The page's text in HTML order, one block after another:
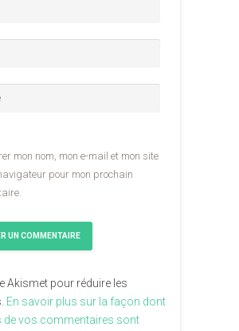
mon nom, mon e-mail et mon site
pour mon prochain
Akismet pour réduire les
En savoir plus sur la façon dont
de vos commentaires sont